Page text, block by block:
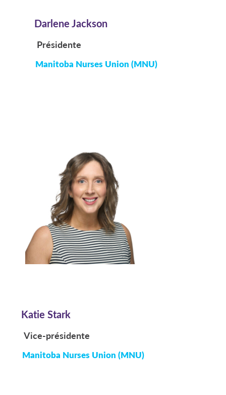
Darlene Jackson
Présidente
Manitoba Nurses Union (MNU)
Katie Stark
Vice-présidente
Manitoba Nurses Union (MNU)